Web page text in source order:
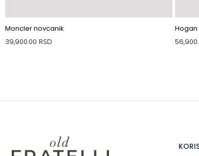
Moncler novcanik
39,900.00 RSD